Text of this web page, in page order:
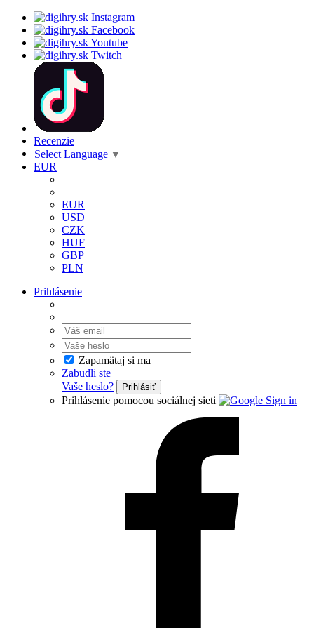
Recenzie
Select Language ▼
EUR
EUR
USD
CZK
HUF
GBP
PLN
Prihlásenie
Zapamätaj si ma
Zabudli ste
Vaše heslo?
Prihlásiť
Prihlásenie pomocou sociálnej sieti